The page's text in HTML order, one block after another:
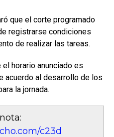
que el corte programado
registrarse condiciones
de realizar las tareas.
horario anunciado es
acuerdo al desarrollo de los
la jornada.
c23d